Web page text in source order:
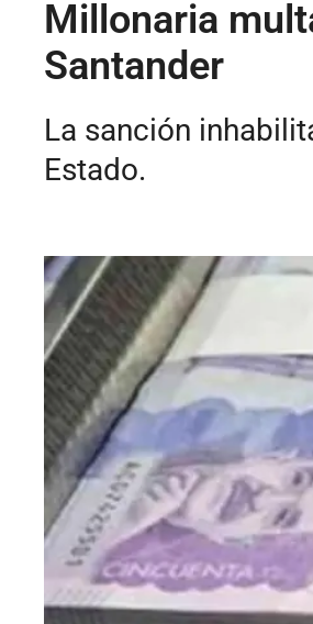
Millonaria
Santander
La sanción
Estado.